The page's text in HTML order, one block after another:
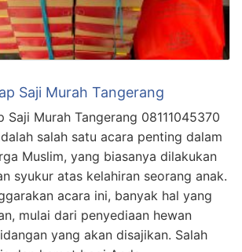
Saji Murah Tangerang
Saji Murah Tangerang 08111045370
salah satu acara penting dalam
Muslim, yang biasanya dilakukan
syukur atas kelahiran seorang anak.
acara ini, banyak hal yang
mulai dari penyediaan hewan
yang akan disajikan. Salah